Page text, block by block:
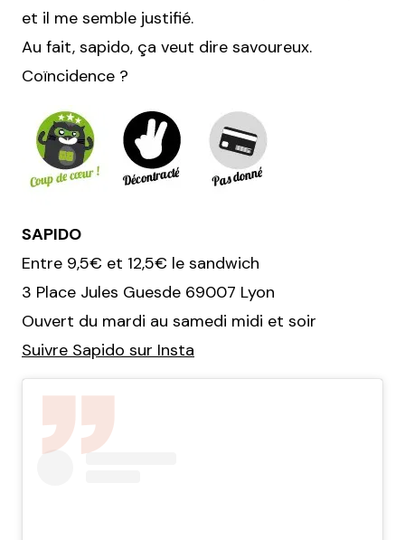
et il me semble justifié.
Au fait, sapido, ça veut dire savoureux.
Coïncidence ?
SAPIDO
Entre 9,5€ et 12,5€ le sandwich
3 Place Jules Guesde 69007 Lyon
Ouvert du mardi au samedi midi et soir
Suivre Sapido sur Insta